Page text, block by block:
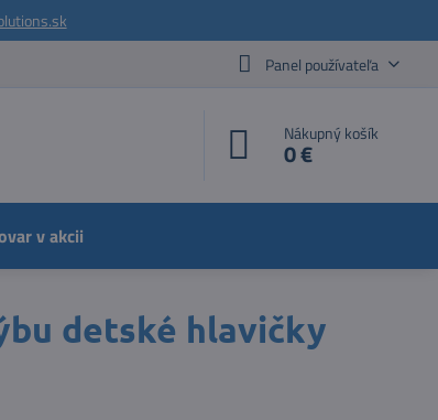
Panel používateľa
Nákupný košík
0 €
v akcii
detské hlavičky